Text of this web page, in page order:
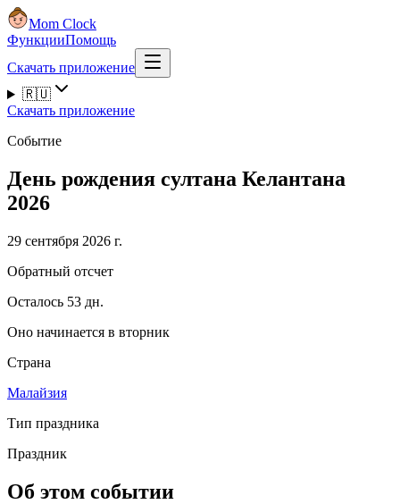
Mom Clock
ФункцииПомощь
Скачать приложение
🇷🇺
Скачать приложение
Событие
День рождения султана Келантана
2026
29 сентября 2026 г.
Обратный отсчет
Осталось 53 дн.
Оно начинается в вторник
Страна
Малайзия
Тип праздника
Праздник
Об этом событии